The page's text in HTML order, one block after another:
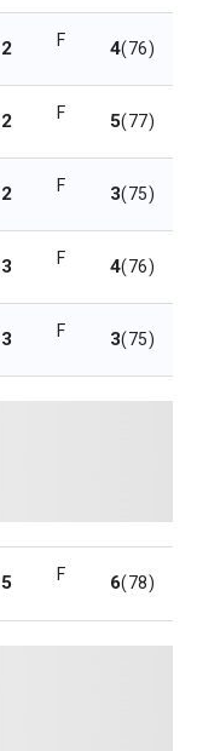
2 F 4(76)
2 F 5(77)
2 F 3(75)
3 F 4(76)
3 F 3(75)
5 F 6(78)